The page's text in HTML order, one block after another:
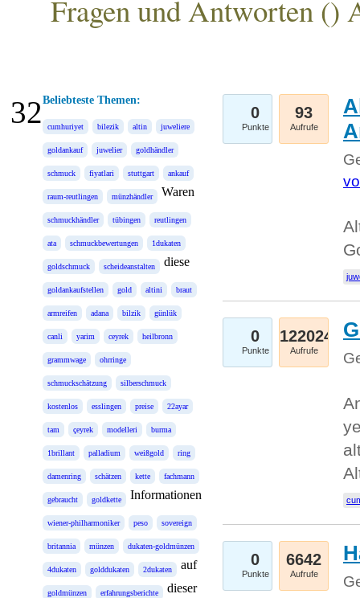
Fragen und Antworten ()
Beliebteste Themen:
cumhuriyet bilezik altin juweliere
goldankauf juwelier goldhändler
schmuck fiyatlari stuttgart ankauf
raum-reutlingen münzhändler
schmuckhändler tübingen reutlingen
ata schmuckbewertungen 1dukaten
goldschmuck scheideanstalten
goldankaufstellen gold altini braut
armreifen adana bilzik günlük
canli yarim ceyrek heilbronn
grammwage ohrringe
schmuckschätzung silberschmuck
kostenlos esslingen preise 22ayar
tam çeyrek modelleri burma
1brillant palladium weißgold ring
damenring schätzen kette fachmann
gebraucht goldkette
wiener-philharmoniker peso sovereign
britannia münzen dukaten-goldmünzen
4dukaten golddukaten 2dukaten
goldmünzen erfahrungsberichte
Waren
diese
Informationen
auf
dieser
0
Punkte
93
Aufrufe
0
Punkte
122024
Aufrufe
0
Punkte
6642
Aufrufe
32